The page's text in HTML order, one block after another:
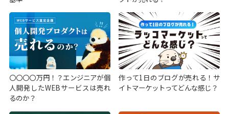
〇〇〇〇万円！？エンジニアが個
人開発したWEBサービスは売れ
るのか？
作って1日のブログが売れる！サ
イトマーケットってどんな感じ？